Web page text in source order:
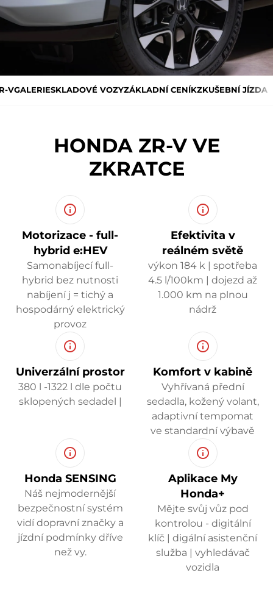
VGALERIESKLADOVÉ VOZYZÁKLADNÍ CENÍKZKUŠEBNÍ JÍZDA
HONDA ZR-V VE
ZKRATCE
Motorizace - full-
hybrid e:HEV
Samonabíjecí full-
hybrid bez nutnosti
nabíjení j = tichý a
hospodárný elektrický
provoz
Efektivita v
reálném světě
výkon 184 k | spotřeba
4.5 l/100km | dojezd až
1.000 km na plnou
nádrž
Univerzální prostor
380 l -1322 l dle počtu
sklopených sedadel |
Komfort v kabině
Vyhřívaná přední
sedadla, kožený volant,
adaptivní tempomat
ve standardní výbavě
Honda SENSING
Náš nejmodernější
bezpečnostní systém
vidí dopravní značky a
jízdní podmínky dříve
než vy.
Aplikace My
Honda+
Mějte svůj vůz pod
kontrolou - digitální
klíč | digální asistenční
služba | vyhledávač
vozidla